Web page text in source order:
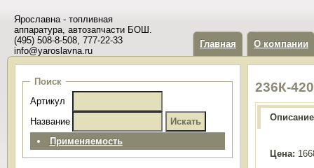
Ярославна - топливная
аппаратура, автозапчасти БОШ.
(495) 508-8-508, 777-22-33
info@yaroslavna.ru
Главная О компании
Поиск
Артикул
Название
Применяемость
236К-
Описание
Цена: